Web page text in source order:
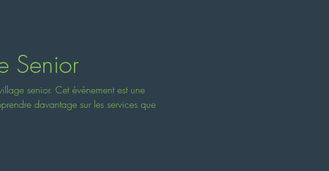
Senior
senior. Cet événement est une
davantage sur les services que